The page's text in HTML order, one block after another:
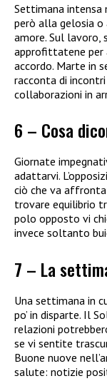
Settimana intensa
però alla gelosia o
amore. Sul lavoro,
approfittatene per
accordo. Marte in
racconta di incontri
collaborazioni in
6 – Cosa
Giornate
adattarvi.
ciò che va
trovare equilibrio
polo opposto vi
invece soltanto
7 – La
Una settimana in
po’ in disparte. Il
relazioni
se vi sentite
Buone nuove
salute: notizie